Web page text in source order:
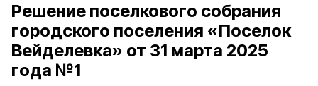
Решение поселкового собрания
городского поселения «Поселок
Вейделевка» от 31 марта 2025
года №1